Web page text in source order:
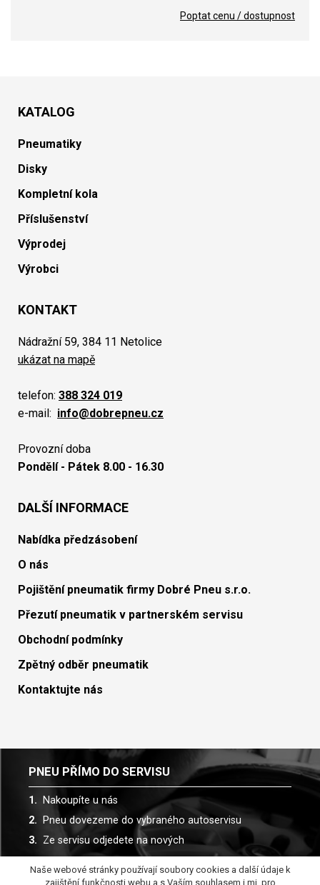
Poptat cenu / dostupnost
KATALOG
Pneumatiky
Disky
Kompletní kola
Příslušenství
Výprodej
Výrobci
KONTAKT
Nádražní 59, 384 11 Netolice
ukázat na mapě
telefon: 388 324 019
e-mail: info@dobrepneu.cz
Provozní doba
Pondělí - Pátek 8.00 - 16.30
DALŠÍ INFORMACE
Nabídka předzásobení
O nás
Pojištění pneumatik firmy Dobré Pneu s.r.o.
Přezutí pneumatik v partnerském servisu
Obchodní podmínky
Zpětný odběr pneumatik
Kontaktujte nás
PNEU PŘÍMO DO SERVISU
Nakoupíte u nás
Pneu dovezeme do vybraného autoservisu
Ze servisu odjedete na nových
Spolupracujeme s více než 30 autoservisy
Naše webové stránky používají soubory cookies a další údaje k
zajištění funkčnosti webu a s Vaším souhlasem i mj. pro